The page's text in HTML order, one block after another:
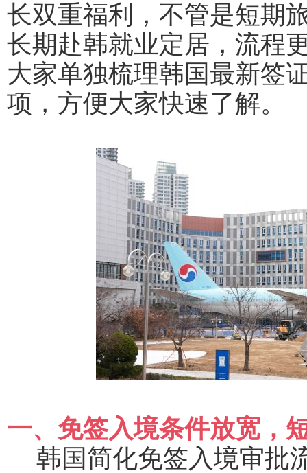
长双重福利，不管是短期
长期赴韩就业定居，流程
大家单独梳理韩国最新签
项，方便大家快速了解。
一、免签入境条件放宽，
韩国简化免签入境审批